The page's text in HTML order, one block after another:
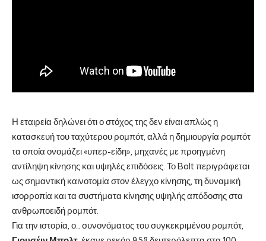
Η εταιρεία δηλώνει ότι ο στόχος της δεν είναι απλώς η
κατασκευή του ταχύτερου ρομπότ, αλλά η δημιουργία ρομπότ
τα οποία ονομάζει «υπερ-είδη», μηχανές με προηγμένη
αντίληψη κίνησης και υψηλές επιδόσεις. Το Bolt περιγράφεται
ως σημαντική καινοτομία στον έλεγχο κίνησης, τη δυναμική
ισορροπία και τα συστήματα κίνησης υψηλής απόδοσης στα
ανθρωποειδή ρομπότ.
Για την ιστορία, ο… συνονόματος του συγκεκριμένου ρομπότ,